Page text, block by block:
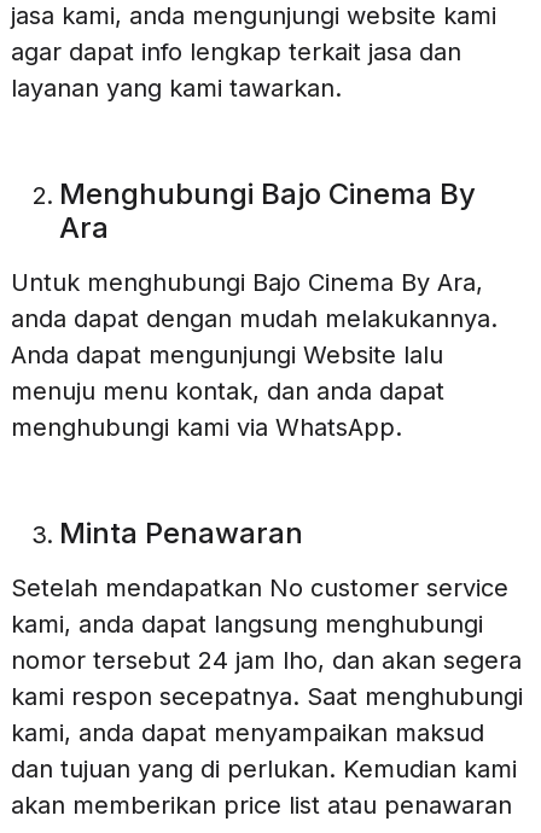
jasa kami, anda mengunjungi website kami
agar dapat info lengkap terkait jasa dan
layanan yang kami tawarkan.
Menghubungi Bajo Cinema By
Ara
Untuk menghubungi Bajo Cinema By Ara,
anda dapat dengan mudah melakukannya.
Anda dapat mengunjungi Website lalu
menuju menu kontak, dan anda dapat
menghubungi kami via WhatsApp.
Minta Penawaran
Setelah mendapatkan No customer service
kami, anda dapat langsung menghubungi
nomor tersebut 24 jam lho, dan akan segera
kami respon secepatnya. Saat menghubungi
kami, anda dapat menyampaikan maksud
dan tujuan yang di perlukan. Kemudian kami
akan memberikan price list atau penawaran